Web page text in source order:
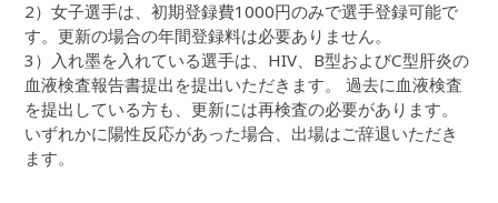
2）女子選手は、初期登録費1000円のみで選手登録可能で
す。更新の場合の年間登録料は必要ありません。
3）入れ墨を入れている選手は、HIV、B型およびC型肝炎の
血液検査報告書提出を提出いただきます。 過去に血液検査
を提出している方も、更新には再検査の必要があります。
いずれかに陽性反応があった場合、出場はご辞退いただき
ます。